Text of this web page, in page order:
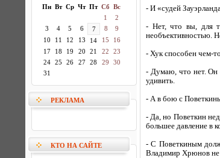
Пн Вт Ср Чт Пт Сб Вс
1
2
3
4 5 6 7 8
9
10
11 12 13 14 15
16
17
18 19 20 21 22
23
24
25 26 27 28 29
30
31
РЕКЛАМА
КТО НА САЙТЕ
- И «судей
- Нет, что вы, для
необъективностью.
- Хук способен чем-
- Думаю, что нет. Он
удивить.
- А в бою с
- Да, но Поветкин
большее давление в
- С Поветкиным
Владимир Хрюнов не